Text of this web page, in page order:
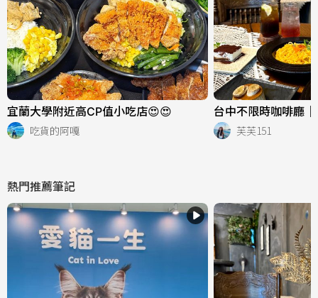
宜蘭大學附近高CP值小吃店😍😍
吃貨的阿嘎
台中不限時咖啡廳
芙芙151
熱門推薦筆記